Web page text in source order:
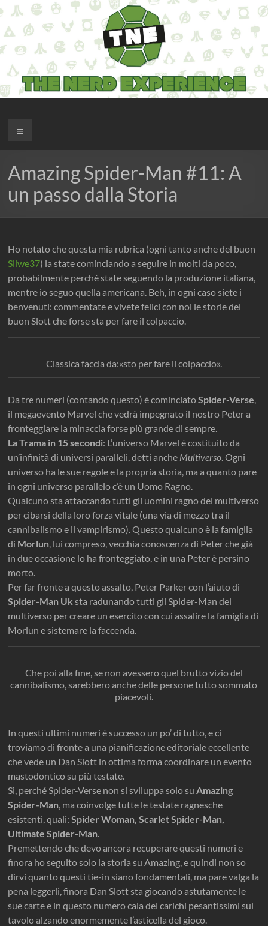
Salta
al
contenuto
The Nerd Experience
Menu
Amazing Spider-Man #11: A
un passo dalla Storia
Ho notato che questa mia rubrica (ogni tanto anche del buon
Silwe37) la state cominciando a seguire in molti da poco,
probabilmente perché state seguendo la produzione italiana,
mentre io seguo quella americana. Beh, in ogni caso siete i
benvenuti: commentate e vivete felici con noi le storie del
buon Slott che forse sta per fare il colpaccio.
Classica faccia da:«sto per fare il colpaccio».
Da tre numeri (contando questo) è cominciatoSpider-Verse,
il megaevento Marvel che vedrà impegnato il nostro Peter a
fronteggiare la minaccia forse più grande di sempre.
La Trama in 15 secondi: L’universo Marvel è costituito da
un’infinità di universi paralleli, detti anche Multiverso. Ogni
universo ha le sue regole e la propria storia, ma a quanto pare
in ogni universo parallelo c’è un Uomo Ragno.
Qualcuno sta attaccando tutti gli uomini ragno del multiverso
per cibarsi della loro forza vitale (una via di mezzo tra il
cannibalismo e il vampirismo). Questo qualcuno è la famiglia
di Morlun, lui compreso, vecchia conoscenza di Peter che già
in due occasione lo ha fronteggiato, e in una Peter è persino
morto.
Per far fronte a questo assalto, Peter Parker con l’aiuto di
Spider-Man Uksta radunando tutti gli Spider-Man del
multiverso per creare un esercito con cui assalire la famiglia di
Morlun e sistemare la faccenda.
Che poi alla fine, se non avessero quel brutto vizio del
cannibalismo, sarebbero anche delle persone tutto sommato
piacevoli.
In questi ultimi numeri è successo un po’ di tutto, e ci
troviamo di fronte a una pianificazione editoriale eccellente
che vede un Dan Slott in ottima forma coordinare un evento
mastodontico su più testate.
Sì, perché Spider-Verse non si sviluppa solo suAmazing
Spider-Man, ma coinvolge tutte le testate ragnesche
esistenti, quali:Spider Woman, Scarlet Spider-Man,
Ultimate Spider-Man.
Premettendo che devo ancora recuperare questi numeri e
finora ho seguito solo la storia su Amazing, e quindi non so
dirvi quanto questi tie-in siano fondamentali, ma pare valga la
pena leggerli, finora Dan Slott sta giocando astutamente le
sue carte e in questo numero cala dei carichi pesantissimi sul
tavolo alzando enormemente l’asticella del gioco.